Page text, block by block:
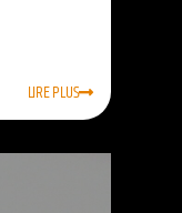
LIRE PLUS